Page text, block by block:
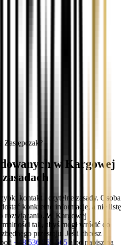
Zastępczak?
w Kargowej
kontakt i czytelne zasady. Osoba
konkretne informacje, a nie listę
rozwiązania. W Kargowej
tak, abyś mógł wrócić do
przestoju. Jeśli chcesz
+48 536 565 565 albo napisz na